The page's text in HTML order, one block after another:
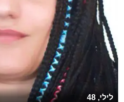
לילי, 48